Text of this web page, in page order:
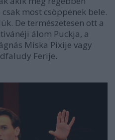
most csöppenek bele.
De természetesen ott a
álom Puckja, a
Miska Pixije vagy
Ferije.